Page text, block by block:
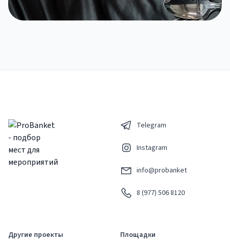
Telegram
Instagram
info@probanket
8 (977) 506 8120
Другие проекты
Площадки